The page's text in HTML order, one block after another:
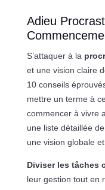
Adieu
S’attaquer à la
et une vision claire
10 conseils
mettre un terme à
commencer à vivre
une liste détaillée
une vision globale
Diviser les tâches
leur gestion tout en